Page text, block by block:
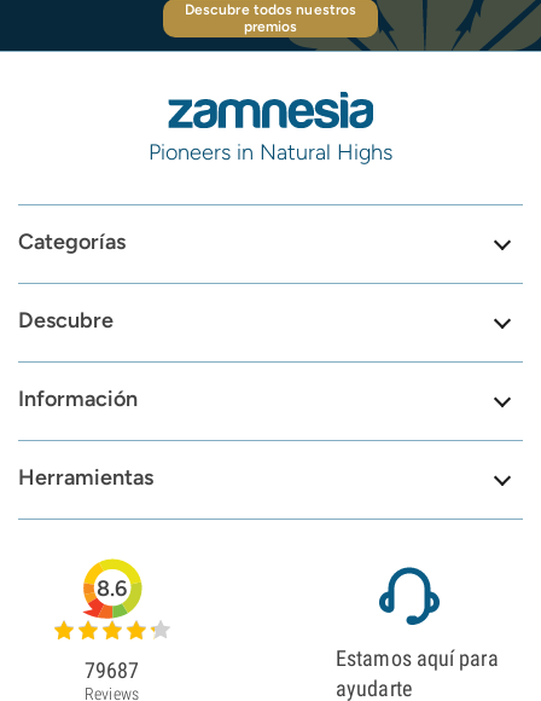
Descubre todos nuestros
premios
Pioneers in Natural Highs
Categorías
Descubre
Información
Herramientas
8.6
79687
Reviews
Estamos aquí para
ayudarte